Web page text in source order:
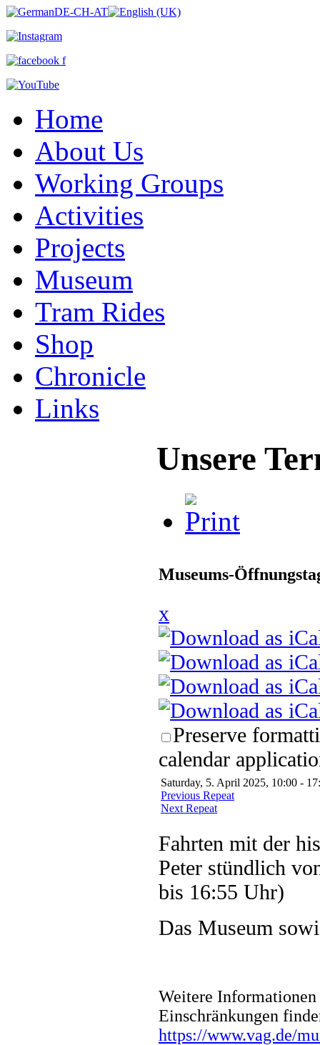
Home
About Us
Working Groups
Activities
Projects
Museum
Tram Rides
Shop
Chronicle
Links
Unsere
Museums-
x
Preserve
calendar
Saturday, 5. April 2025, 10:00 -
Previous Repeat
Next Repeat
Fahrten mit der
Peter stündlich
bis 16:55 Uhr)
Das Museum
Weitere
Einschränkungen
https://www.vag.de/